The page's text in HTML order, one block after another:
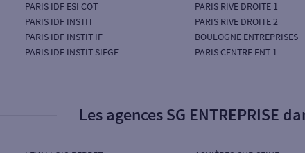
PARIS IDF ESI COT
PARIS IDF INSTIT
PARIS IDF INSTIT IF
PARIS IDF INSTIT SIEGE
PARIS RIVE DROITE 1
PARIS RIVE DROITE 2
BOULOGNE ENTREPRISES
PARIS CENTRE ENT 1
Les agences SG ENTREPRISE